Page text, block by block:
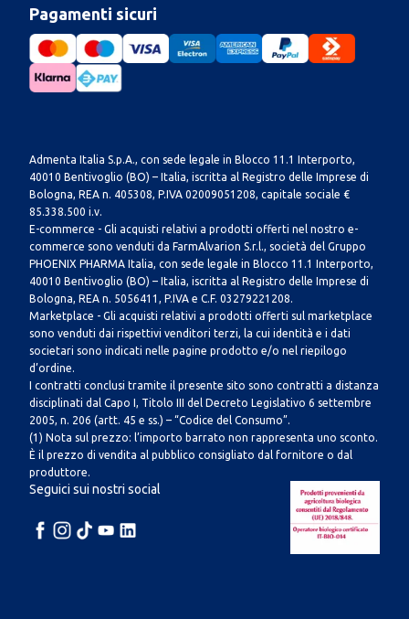
Pagamenti sicuri
Admenta Italia S.p.A., con sede legale in Blocco 11.1 Interporto,
40010 Bentivoglio (BO) – Italia, iscritta al Registro delle Imprese di
Bologna, REA n. 405308, P.IVA 02009051208, capitale sociale €
85.338.500 i.v.
E-commerce - Gli acquisti relativi a prodotti offerti nel nostro e-
commerce sono venduti da FarmAlvarion S.r.l., società del Gruppo
PHOENIX PHARMA Italia, con sede legale in Blocco 11.1 Interporto,
40010 Bentivoglio (BO) – Italia, iscritta al Registro delle Imprese di
Bologna, REA n. 5056411, P.IVA e C.F. 03279221208.
Marketplace - Gli acquisti relativi a prodotti offerti sul marketplace
sono venduti dai rispettivi venditori terzi, la cui identità e i dati
societari sono indicati nelle pagine prodotto e/o nel riepilogo
d’ordine.
I contratti conclusi tramite il presente sito sono contratti a distanza
disciplinati dal Capo I, Titolo III del Decreto Legislativo 6 settembre
2005, n. 206 (artt. 45 e ss.) – “Codice del Consumo”.
(1) Nota sul prezzo: l’importo barrato non rappresenta uno sconto.
È il prezzo di vendita al pubblico consigliato dal fornitore o dal
produttore.
Seguici sui nostri social